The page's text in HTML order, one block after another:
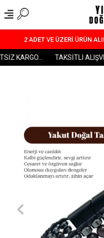
2 ADET VE ÜZERİ ÜRÜN
KARGO... TAKSİTLİ